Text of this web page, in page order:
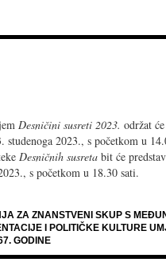
Desničini susreti 2023. održat
2023., s početkom u
Desničnih susreta bit će
s početkom u 18.30 sati.
ZA ZNANSTVENI SKUP S
I POLITIČKE KULTURE
GODINE